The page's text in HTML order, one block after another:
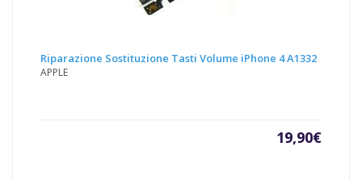
Riparazione Sostituzione Tasti Volume iPhone 4 A1332
APPLE
19,90€